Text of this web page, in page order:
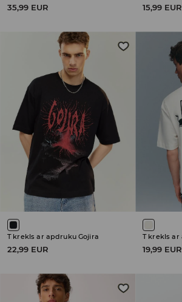
35,99 EUR 15,99 EUR
T krekls ar apdruku Gojira
22,99 EUR 19,99 EUR